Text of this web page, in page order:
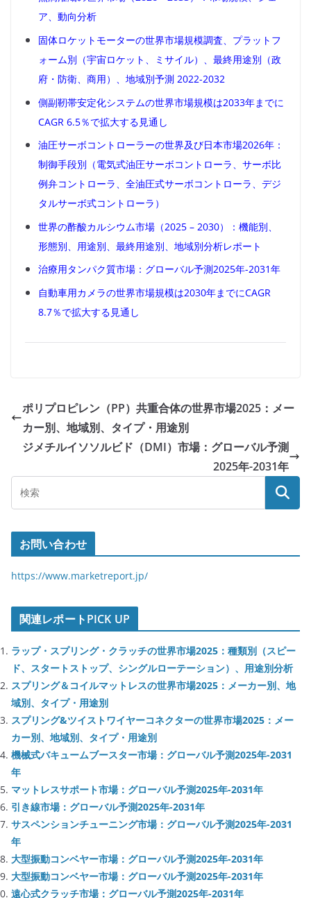
ア、動向分析
固体ロケットモーターの世界市場規模調査、プラットフ
ォーム別（宇宙ロケット、ミサイル）、最終用途別（政
府・防衛、商用）、地域別予測 2022-2032
側副靭帯安定化システムの世界市場規模は2033年までに
CAGR 6.5％で拡大する見通し
油圧サーボコントローラーの世界及び日本市場2026年：
制御手段別（電気式油圧サーボコントローラ、サーボ比
例弁コントローラ、全油圧式サーボコントローラ、デジ
タルサーボ式コントローラ）
世界の酢酸カルシウム市場（2025 – 2030）：機能別、
形態別、用途別、最終用途別、地域別分析レポート
治療用タンパク質市場：グローバル予測2025年-2031年
自動車用カメラの世界市場規模は2030年までにCAGR
8.7％で拡大する見通し
ポリプロピレン（PP）共重合体の世界市場2025：メー
カー別、地域別、タイプ・用途別
ジメチルイソソルビド（DMI）市場：グローバル予測
2025年-2031年
お問い合わせ
https://www.marketreport.jp/
関連レポートPICK UP
ラップ・スプリング・クラッチの世界市場2025：種類別（スピー
ド、スタートストップ、シングルローテーション）、用途別分析
スプリング＆コイルマットレスの世界市場2025：メーカー別、地
域別、タイプ・用途別
スプリング&ツイストワイヤーコネクターの世界市場2025：メー
カー別、地域別、タイプ・用途別
機械式バキュームブースター市場：グローバル予測2025年-2031
年
マットレスサポート市場：グローバル予測2025年-2031年
引き線市場：グローバル予測2025年-2031年
サスペンションチューニング市場：グローバル予測2025年-2031
年
大型振動コンベヤー市場：グローバル予測2025年-2031年
大型振動コンベヤー市場：グローバル予測2025年-2031年
遠心式クラッチ市場：グローバル予測2025年-2031年